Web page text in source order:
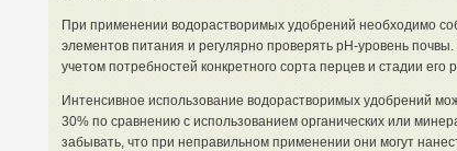
При применении водорастворимых удобрений необходимо
элементов питания и регулярно проверять pH-уровень
учетом потребностей конкретного сорта перцев и стадии его
Интенсивное использование водорастворимых удобрений
30% по сравнению с использованием органических или
забывать, что при неправильном применении они могут